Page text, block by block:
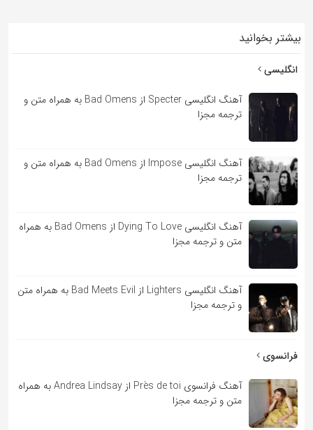
بیشتر بخوانید
انگلیسی
آهنگ انگلیسی Specter از Bad Omens به همراه متن و
ترجمه مجزا
آهنگ انگلیسی Impose از Bad Omens به همراه متن و
ترجمه مجزا
آهنگ انگلیسی Dying To Love از Bad Omens به همراه
متن و ترجمه مجزا
آهنگ انگلیسی Lighters از Bad Meets Evil به همراه متن
و ترجمه مجزا
فرانسوی
آهنگ فرانسوی Près de toi از Andrea Lindsay به همراه
متن و ترجمه مجزا